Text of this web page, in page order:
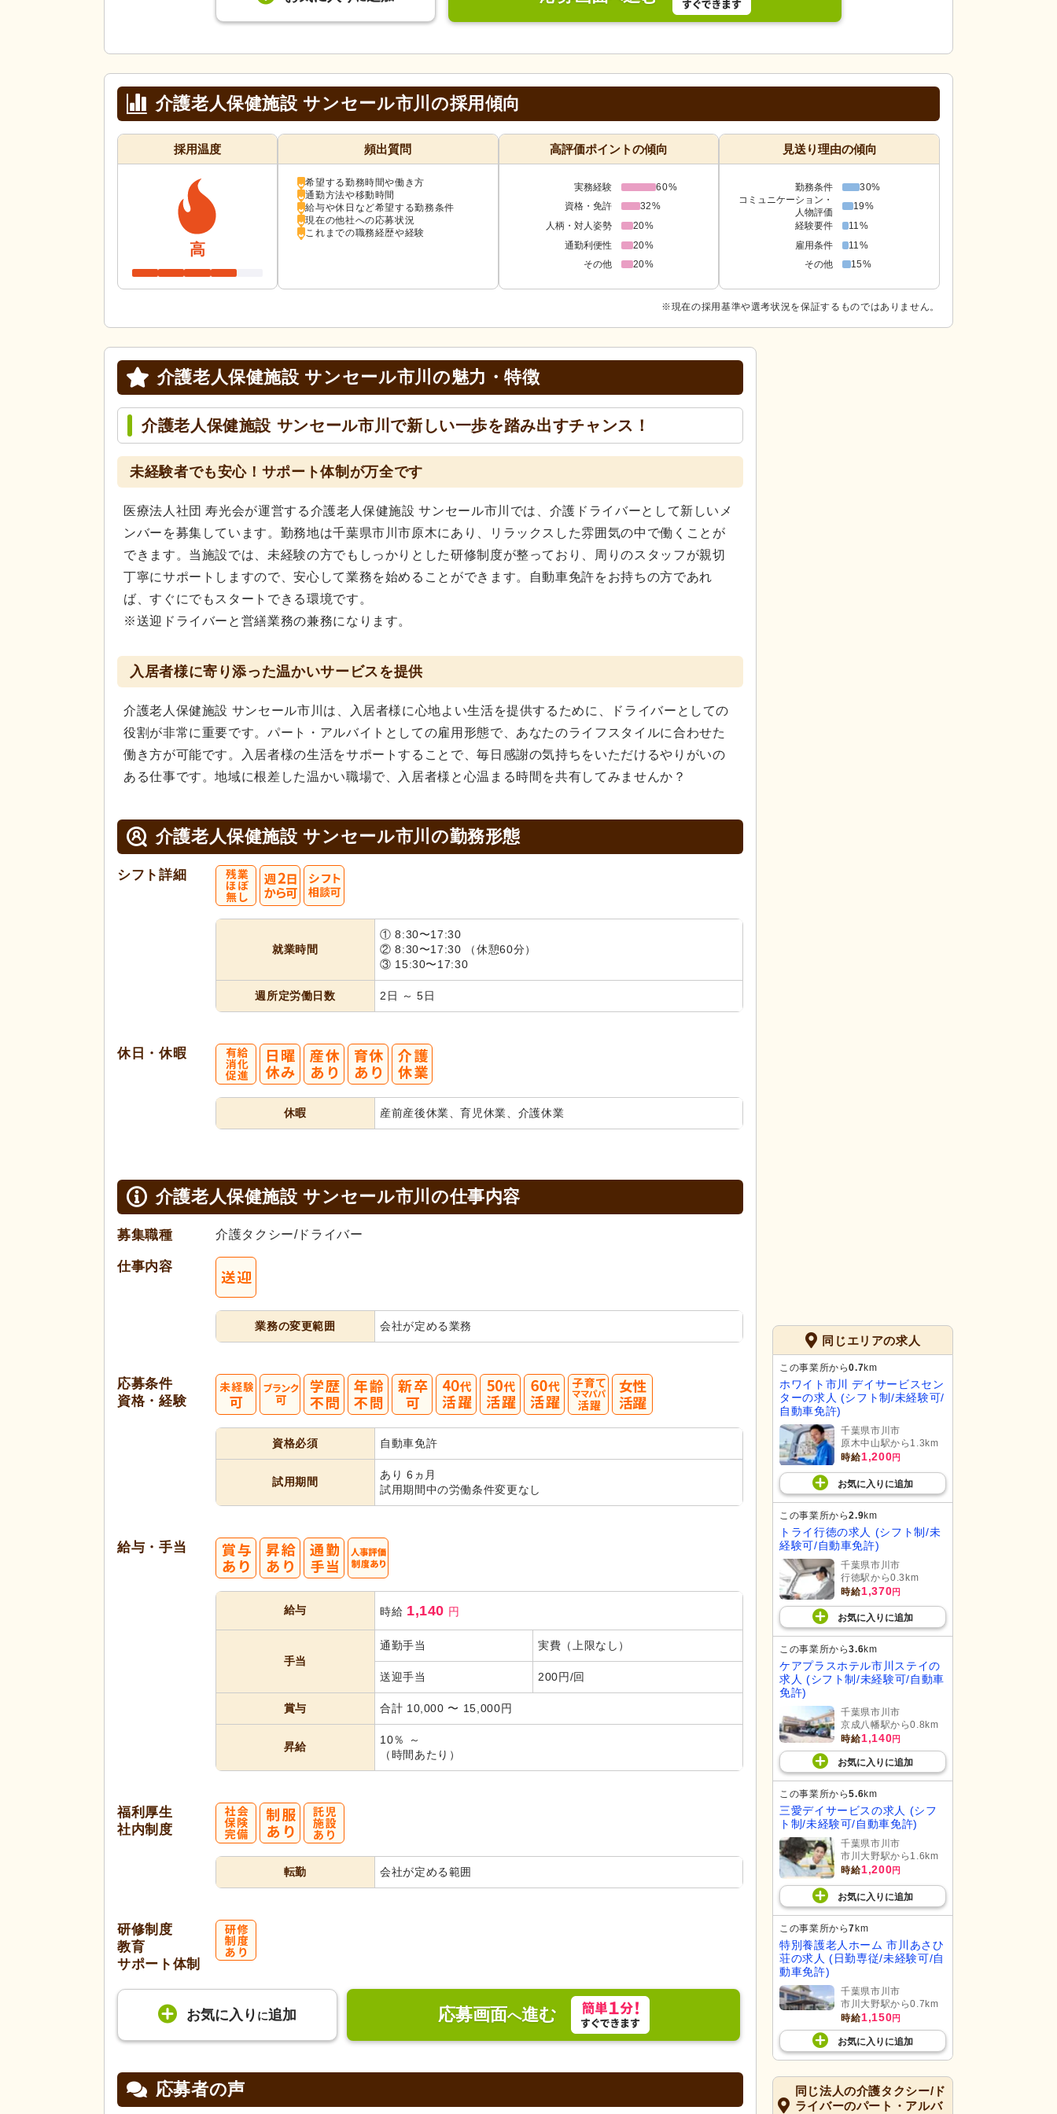
介護老人保健施設 サンセール市川の採用傾向
採用温度
高
頻出質問
希望する勤務時間や働き方
通勤方法や移動時間
給与や休日など希望する勤務条件
現在の他社への応募状況
これまでの職務経歴や経験
高評価ポイントの傾向
実務経験
60%
資格・免許
32%
人柄・対人姿勢
20%
通勤利便性
20%
その他
20%
見送り理由の傾向
勤務条件
30%
コミュニケーション・
人物評価
19%
経験要件
11%
雇用条件
11%
その他
15%
※現在の採用基準や選考状況を保証するものではありません。
介護老人保健施設 サンセール市川の魅力・特徴
介護老人保健施設 サンセール市川で新しい一歩を踏み出すチャンス！
未経験者でも安心！サポート体制が万全です
医療法人社団 寿光会が運営する介護老人保健施設 サンセール市川では、介護ドライバーとして新しいメ
ンバーを募集しています。勤務地は千葉県市川市原木にあり、リラックスした雰囲気の中で働くことが
できます。当施設では、未経験の方でもしっかりとした研修制度が整っており、周りのスタッフが親切
丁寧にサポートしますので、安心して業務を始めることができます。自動車免許をお持ちの方であれ
ば、すぐにでもスタートできる環境です。
※送迎ドライバーと営繕業務の兼務になります。
入居者様に寄り添った温かいサービスを提供
介護老人保健施設 サンセール市川は、入居者様に心地よい生活を提供するために、ドライバーとしての
役割が非常に重要です。パート・アルバイトとしての雇用形態で、あなたのライフスタイルに合わせた
働き方が可能です。入居者様の生活をサポートすることで、毎日感謝の気持ちをいただけるやりがいの
ある仕事です。地域に根差した温かい職場で、入居者様と心温まる時間を共有してみませんか？
介護老人保健施設 サンセール市川の勤務形態
シフト詳細
就業時間
① 8:30〜17:30
② 8:30〜17:30 （休憩60分）
③ 15:30〜17:30
週所定労働日数 2日 ～ 5日
休日・休暇
休暇 産前産後休業、育児休業、介護休業
介護老人保健施設 サンセール市川の仕事内容
募集職種 介護タクシー/ドライバー
仕事内容
業務の変更範囲 会社が定める業務
応募条件
資格・経験
資格必須 自動車免許
試用期間
あり 6ヵ月
試用期間中の労働条件変更なし
給与・手当
給与 時給 1,140 円
手当
通勤手当 実費（上限なし）
送迎手当 200円/回
賞与 合計 10,000 〜 15,000円
昇給
10％ ～
（時間あたり）
福利厚生
社内制度
転勤 会社が定める範囲
研修制度
教育
サポート体制
お気に入り に追加 応募画面へ進む
応募者の声
同じエリアの求人
この事業所から0.7km
ホワイト市川 デイサービスセン
ターの求人 (シフト制/未経験可/
自動車免許)
千葉県市川市
原木中山駅から1.3km
時給1,200円
お気に入り に追加
この事業所から2.9km
トライ行徳の求人 (シフト制/未
経験可/自動車免許)
千葉県市川市
行徳駅から0.3km
時給1,370円
お気に入り に追加
この事業所から3.6km
ケアプラスホテル市川ステイの
求人 (シフト制/未経験可/自動車
免許)
千葉県市川市
京成八幡駅から0.8km
時給1,140円
お気に入り に追加
この事業所から5.6km
三愛デイサービスの求人 (シフ
ト制/未経験可/自動車免許)
千葉県市川市
市川大野駅から1.6km
時給1,200円
お気に入り に追加
この事業所から7km
特別養護老人ホーム 市川あさひ
荘の求人 (日勤専従/未経験可/自
動車免許)
千葉県市川市
市川大野駅から0.7km
時給1,150円
お気に入り に追加
同じ法人の介護タクシー/ド
ライバーのパート・アルバ